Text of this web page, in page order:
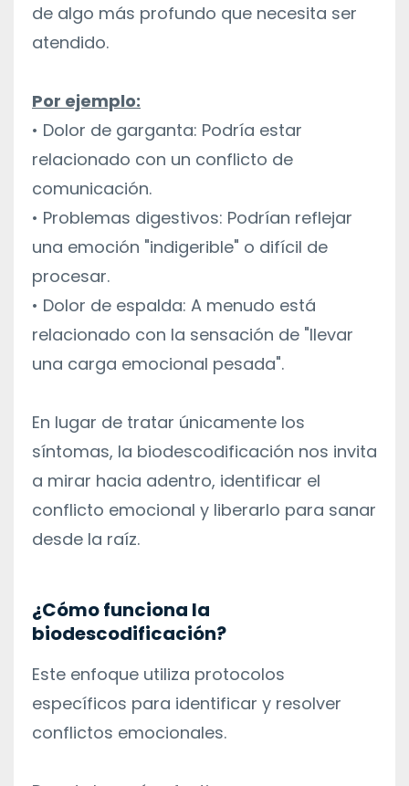
de algo más profundo que necesita ser
atendido.
Por ejemplo:
• Dolor de garganta: Podría estar
relacionado con un conflicto de
comunicación.
• Problemas digestivos: Podrían reflejar
una emoción "indigerible" o difícil de
procesar.
• Dolor de espalda: A menudo está
relacionado con la sensación de "llevar
una carga emocional pesada".
En lugar de tratar únicamente los
síntomas, la biodescodificación nos invita
a mirar hacia adentro, identificar el
conflicto emocional y liberarlo para sanar
desde la raíz.
¿Cómo funciona la
biodescodificación?
Este enfoque utiliza protocolos
específicos para identificar y resolver
conflictos emocionales.